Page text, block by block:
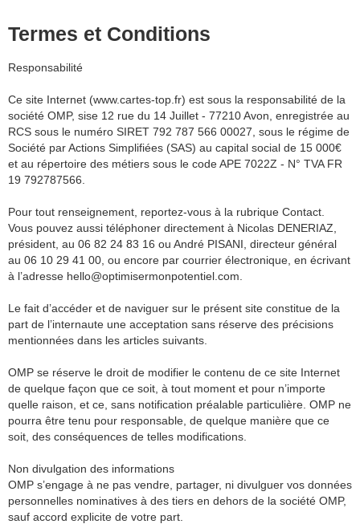
Termes et Conditions
Responsabilité
Ce site Internet (www.cartes-top.fr) est sous la responsabilité de la
société OMP, sise 12 rue du 14 Juillet - 77210 Avon, enregistrée au
RCS sous le numéro SIRET 792 787 566 00027, sous le régime de
Société par Actions Simplifiées (SAS) au capital social de 15 000€
et au répertoire des métiers sous le code APE 7022Z - N° TVA FR
19 792787566.
Pour tout renseignement, reportez-vous à la rubrique Contact.
Vous pouvez aussi téléphoner directement à Nicolas DENERIAZ,
président, au 06 82 24 83 16 ou André PISANI, directeur général
au 06 10 29 41 00, ou encore par courrier électronique, en écrivant
à l’adresse hello@optimisermonpotentiel.com.
Le fait d’accéder et de naviguer sur le présent site constitue de la
part de l’internaute une acceptation sans réserve des précisions
mentionnées dans les articles suivants.
OMP se réserve le droit de modifier le contenu de ce site Internet
de quelque façon que ce soit, à tout moment et pour n’importe
quelle raison, et ce, sans notification préalable particulière. OMP ne
pourra être tenu pour responsable, de quelque manière que ce
soit, des conséquences de telles modifications.
Non divulgation des informations
OMP s’engage à ne pas vendre, partager, ni divulguer vos données
personnelles nominatives à des tiers en dehors de la société OMP,
sauf accord explicite de votre part.